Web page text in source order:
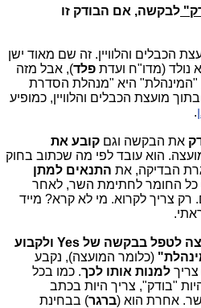
לבקשה, אם הבודק זו
הכבלים והלוויין. זה שם מאוד ישן
נולד (מדו"ח ועדת פלד), אבל מזה
"המינהלת" היא "מנהלת הסדרת
מועצת הכבלים והלוויין, כמופיע
.
את הבקשה וגם קובע את
הוא עובד לפי מה שכתוב בחוק
הבדיקה, את התנאים למתן
כל החומר לחתימת השר, לאחר
צריך לקרוא. מי לא קרא? מייד
רוצה לטפל בבקשה של Yes ולקבוע
(כלומר המועצה), נקבע
צריך למנות אותו לכך. כמו בכל
"בודק", צריך היות בכתב
אחרת הוא (ברגר) בבחינת